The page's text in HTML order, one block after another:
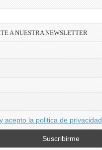
A NUESTRA NEWSLETTER
acepto la politica de privacidad